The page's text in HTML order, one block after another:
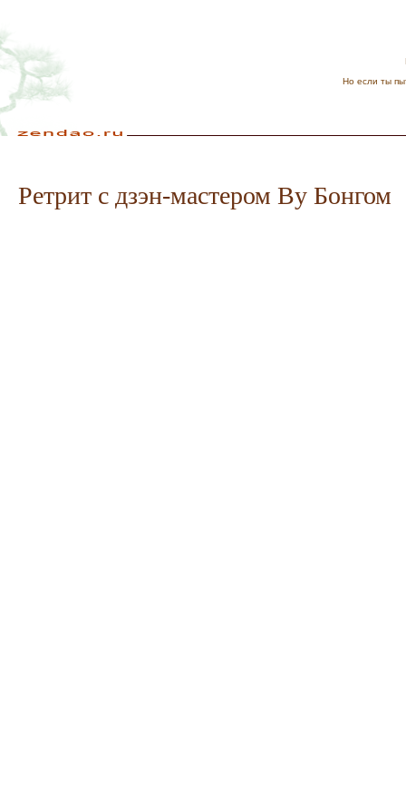
Но если ты
Ретрит с дзэн-мастером Ву Бонгом